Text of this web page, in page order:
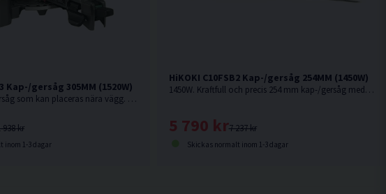
Kap-/gersåg 305MM (1520W)
Kompakt kap-/gersåg som kan placeras nära vägg. Snabbfäste i framkant för att enkelt låsa sågen i geringsläget och i bakkant för fasningsläget.
938 kr
inom 1-3 dagar
HiKOKI C10FSB2 Kap-/gersåg 254MM (1450W)
1450W. Kraftfull och precis 254 mm kap-/gersåg med kompakt glidfunktion
7 237 kr
5 790 kr
Skickas normalt inom 1-3 dagar